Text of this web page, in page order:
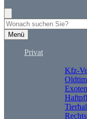
Menü
Privat
Kfz-
Exoten